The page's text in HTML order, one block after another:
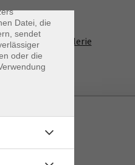
32, Markt-Galerie
60
Datei, die
sendet
oder die